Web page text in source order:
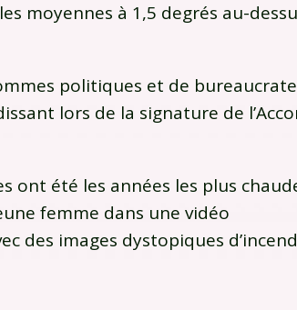
moyennes à 1,5 degrés au-
politiques et de
lors de la signature de
ont été les années les plus
femme dans une vidéo
des images dystopiques